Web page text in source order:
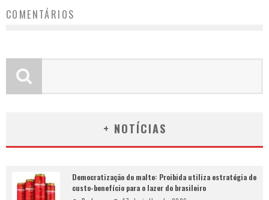
COMENTÁRIOS
+ NOTÍCIAS
Democratização do malte: Proibida utiliza estratégia de
custo-benefício para o lazer do brasileiro